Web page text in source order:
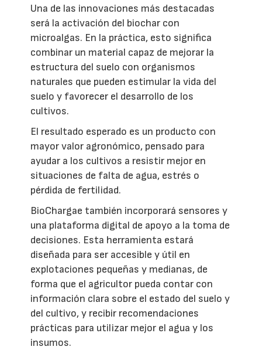
Una de las innovaciones más destacadas
será la activación del biochar con
microalgas. En la práctica, esto significa
combinar un material capaz de mejorar la
estructura del suelo con organismos
naturales que pueden estimular la vida del
suelo y favorecer el desarrollo de los
cultivos.
El resultado esperado es un producto con
mayor valor agronómico, pensado para
ayudar a los cultivos a resistir mejor en
situaciones de falta de agua, estrés o
pérdida de fertilidad.
BioChargae también incorporará sensores y
una plataforma digital de apoyo a la toma de
decisiones. Esta herramienta estará
diseñada para ser accesible y útil en
explotaciones pequeñas y medianas, de
forma que el agricultor pueda contar con
información clara sobre el estado del suelo y
del cultivo, y recibir recomendaciones
prácticas para utilizar mejor el agua y los
insumos.